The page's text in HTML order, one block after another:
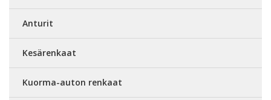
Anturit
Kesärenkaat
Kuorma-auton renkaat